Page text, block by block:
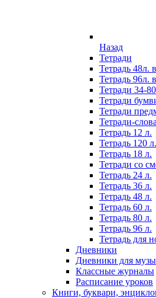
Назад
Тетради
Тетрадь 48л.
Тетрадь 96л.
Тетради 34-
Тетради
Тетради
Тетради-
Тетрадь 12 л.
Тетрадь 120 л.
Тетрадь 18 л.
Тетради со
Тетрадь 24 л.
Тетрадь 36 л.
Тетрадь 48 л.
Тетрадь 60 л.
Тетрадь 80 л.
Тетрадь 96 л.
Тетрадь для
Дневники
Дневники для
Классные журналы
Расписание уроков
Книги, буквари,